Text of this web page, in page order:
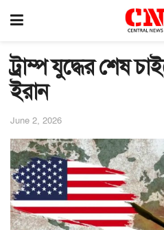
ট্রাম্প যুদ্ধের শেষ
ইরান
June 2, 2026